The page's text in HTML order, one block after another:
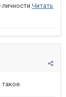
личности.Читать
такое.